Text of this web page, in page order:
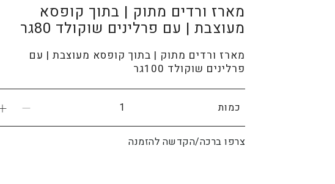
מארז ורדים מתוק | בתוך קופסא
מעוצבת | עם פרלינים שוקולד 80גר
מארז ורדים מתוק | בתוך קופסא מעוצבת | עם
פרלינים שוקולד 100גר
כמות
צרפו ברכה/הקדשה להזמנה